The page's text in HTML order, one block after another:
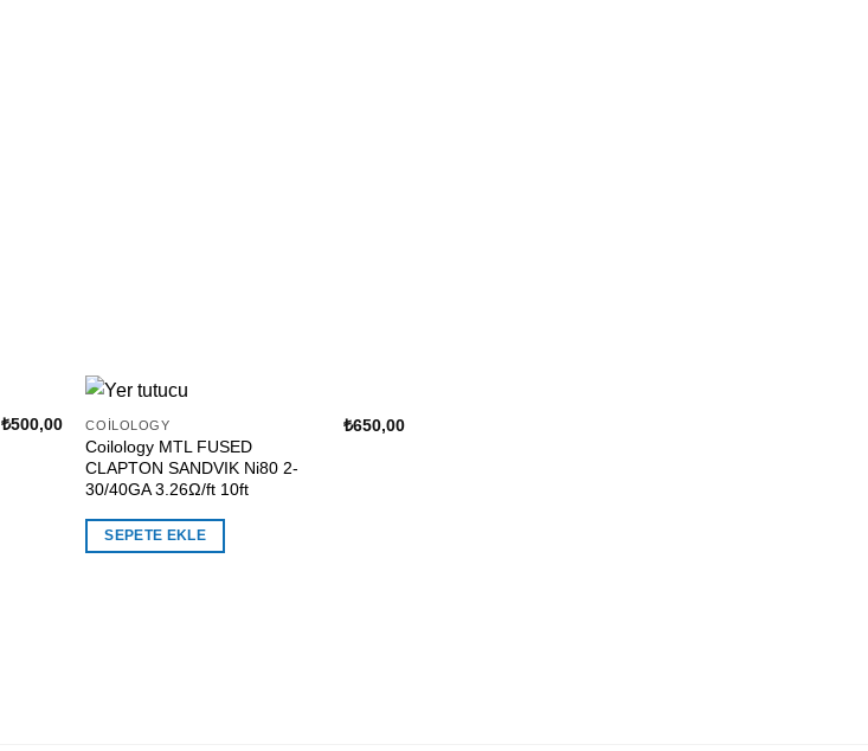
₺500,00 COILOLOGY
Coilology MTL FUSED
CLAPTON SANDVIK Ni80 2-
30/40GA 3.26Ω/ft 10ft
₺650,00
SEPETE EKLE